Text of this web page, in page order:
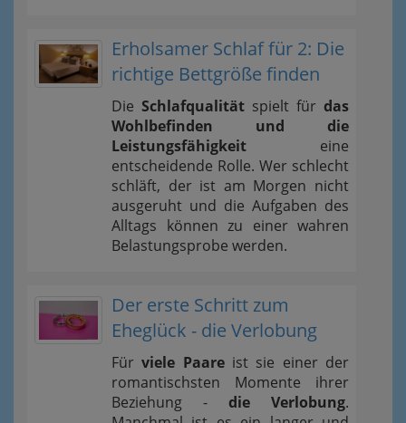
Erholsamer Schlaf für 2: Die
richtige Bettgröße finden
Die Schlafqualität spielt für das
Wohlbefinden und die
Leistungsfähigkeit eine
entscheidende Rolle. Wer schlecht
schläft, der ist am Morgen nicht
ausgeruht und die Aufgaben des
Alltags können zu einer wahren
Belastungsprobe werden.
Der erste Schritt zum
Eheglück - die Verlobung
Fürviele Paareist sie einer der
romantischsten Momente ihrer
Beziehung - die Verlobung.